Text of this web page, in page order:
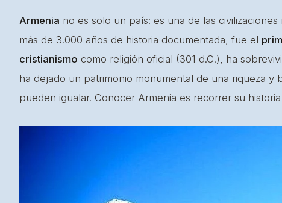
Armenia no es solo un país: es una de las
más de 3.000 años de historia documentada, fue el
cristianismo como religión oficial (301 d.C.), ha
ha dejado un patrimonio monumental de una riqueza
pueden igualar. Conocer Armenia es recorrer su